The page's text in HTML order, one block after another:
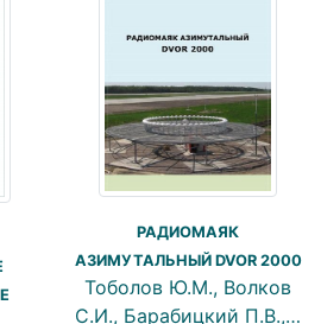
РАДИОМАЯК
АЗИМУТАЛЬНЫЙ DVOR 2000
Тоболов Ю.М., Волков
С.И., Барабицкий П.В.,…